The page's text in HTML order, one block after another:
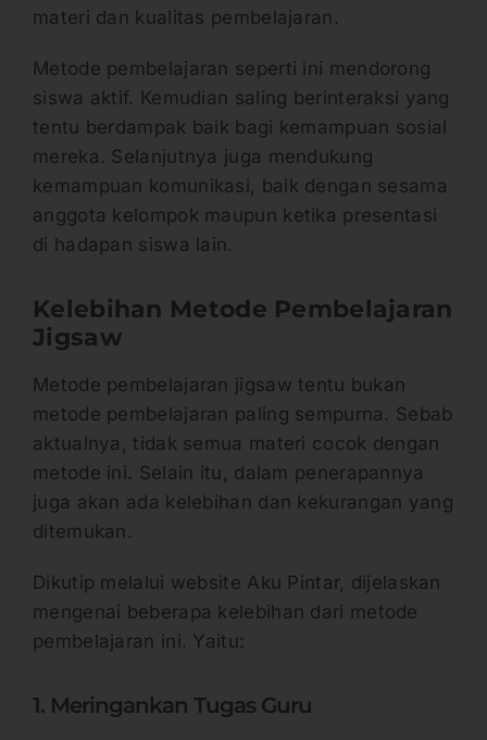
materi dan kualitas pembelajaran.
Metode pembelajaran seperti ini mendorong
siswa aktif. Kemudian saling berinteraksi yang
tentu berdampak baik bagi kemampuan sosial
mereka. Selanjutnya juga mendukung
kemampuan komunikasi, baik dengan sesama
anggota kelompok maupun ketika presentasi
di hadapan siswa lain.
Kelebihan Metode Pembelajaran
Jigsaw
Metode pembelajaran jigsaw tentu bukan
metode pembelajaran paling sempurna. Sebab
aktualnya, tidak semua materi cocok dengan
metode ini. Selain itu, dalam penerapannya
juga akan ada kelebihan dan kekurangan yang
ditemukan.
Dikutip melalui website Aku Pintar, dijelaskan
mengenai beberapa kelebihan dari metode
pembelajaran ini. Yaitu:
1. Meringankan Tugas Guru